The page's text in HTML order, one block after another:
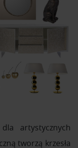
artystycznych
tworzą krzesła